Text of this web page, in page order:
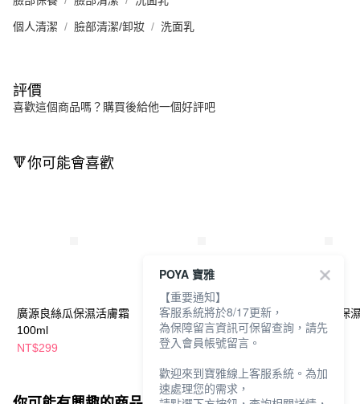
個人清潔 臉部清潔/卸妝 洗面乳
評價
喜歡這個商品嗎？購買後給他一個好評吧
🔻你可能會喜歡
廣源良絲瓜保濕活膚霜
100ml
NT$299
廣源良絲瓜保濕活膚霜
150ml
NT$419
廣源良絲瓜水保
液300ml
POYA 寶雅
【重要通知】
客服系統將於8/17更新，
為保障留言資訊可保留查詢，請先
登入會員帳號留言。
歡迎來到寶雅線上客服系統。為加
速處理您的需求，